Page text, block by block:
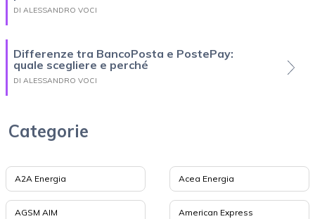
DI ALESSANDRO VOCI
Differenze tra BancoPosta e PostePay:
quale scegliere e perché
DI ALESSANDRO VOCI
Categorie
A2A Energia Acea Energia
AGSM AIM American Express